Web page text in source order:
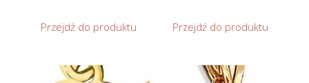
Przejdź do produktu Przejdź do produktu